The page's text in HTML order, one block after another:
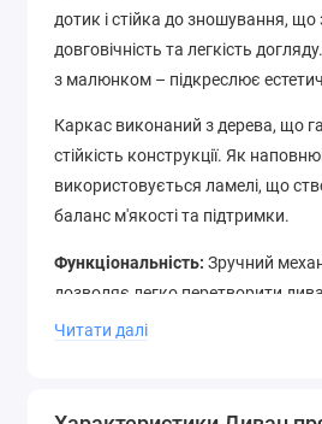
дотик і стійка до зношування, що
довговічність та легкість
з малюнком – підкреслює
Каркас виконаний з дерева, що
стійкість конструкції. Як
використовується ламелі, що
баланс м'якості та підтримки.
Функціональність: Зручний
дозволяє легко перетворити
спальне місце розміром 130x195
Читати далі